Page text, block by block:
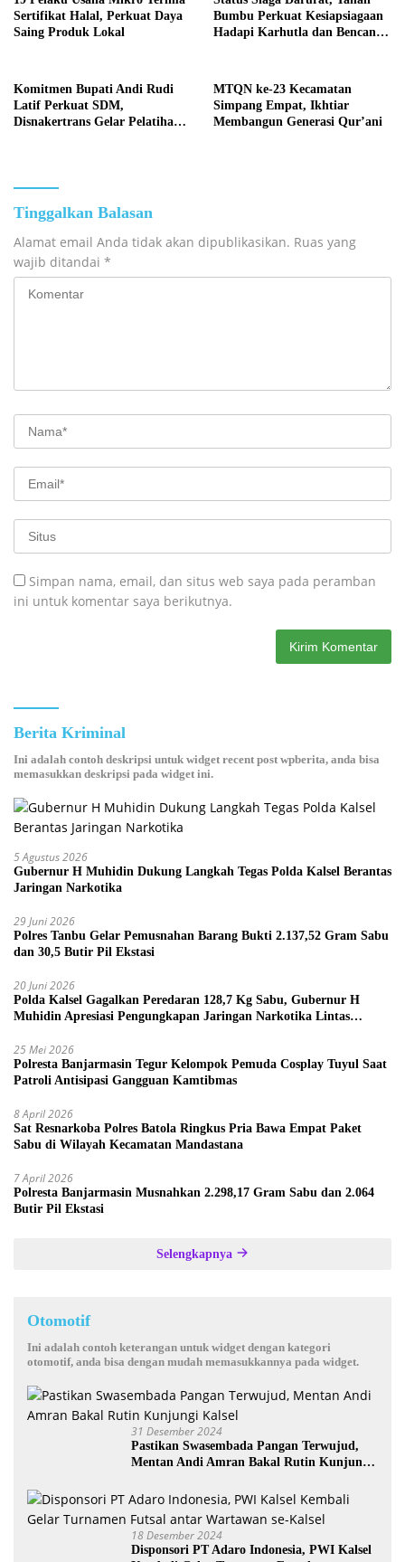
Sertifikat Halal, Perkuat Daya
Saing Produk Lokal
Bumbu Perkuat Kesiapsiagaan
Hadapi Karhutla dan Bencana
Komitmen Bupati Andi Rudi
Latif Perkuat SDM,
Disnakertrans Gelar Pelatihan
MTQN ke-23 Kecamatan
Simpang Empat, Ikhtiar
Membangun Generasi Qur’ani
Tinggalkan Balasan
Alamat email Anda tidak akan dipublikasikan. Ruas yang
wajib ditandai *
Simpan nama, email, dan situs web saya pada peramban
ini untuk komentar saya berikutnya.
Berita Kriminal
Ini adalah contoh deskripsi untuk widget recent post wpberita, anda bisa
memasukkan deskripsi pada widget ini.
5 Agustus 2026
Gubernur H Muhidin Dukung Langkah Tegas Polda Kalsel Berantas
Jaringan Narkotika
29 Juni 2026
Polres Tanbu Gelar Pemusnahan Barang Bukti 2.137,52 Gram Sabu
dan 30,5 Butir Pil Ekstasi
20 Juni 2026
Polda Kalsel Gagalkan Peredaran 128,7 Kg Sabu, Gubernur H
Muhidin Apresiasi Pengungkapan Jaringan Narkotika Lintas
25 Mei 2026
Polresta Banjarmasin Tegur Kelompok Pemuda Cosplay Tuyul Saat
Patroli Antisipasi Gangguan Kamtibmas
8 April 2026
Sat Resnarkoba Polres Batola Ringkus Pria Bawa Empat Paket
Sabu di Wilayah Kecamatan Mandastana
7 April 2026
Polresta Banjarmasin Musnahkan 2.298,17 Gram Sabu dan 2.064
Butir Pil Ekstasi
Selengkapnya
Otomotif
Ini adalah contoh keterangan untuk widget dengan kategori
otomotif, anda bisa dengan mudah memasukkannya pada widget.
31 Desember 2024
Pastikan Swasembada Pangan Terwujud,
Mentan Andi Amran Bakal Rutin Kunjungi
18 Desember 2024
Disponsori PT Adaro Indonesia, PWI Kalsel